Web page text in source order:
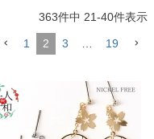
363件中 21-40件表示
1 2 3 … 19